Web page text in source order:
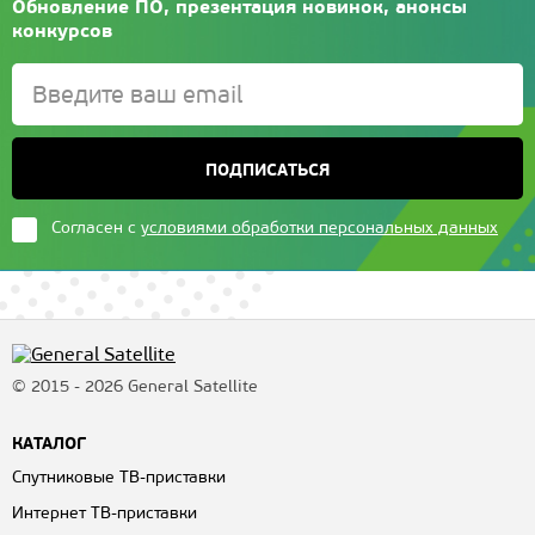
Обновление ПО, презентация новинок, анонсы
конкурсов
ПОДПИСАТЬСЯ
Согласен с условиями обработки персональных данных
© 2015 - 2026 General Satellite
КАТАЛОГ
Спутниковые ТВ-приставки
Интернет ТВ-приставки